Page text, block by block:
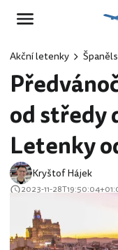
Akční letenky
od středy
Letenky
Kryštof Hájek
2023-11-